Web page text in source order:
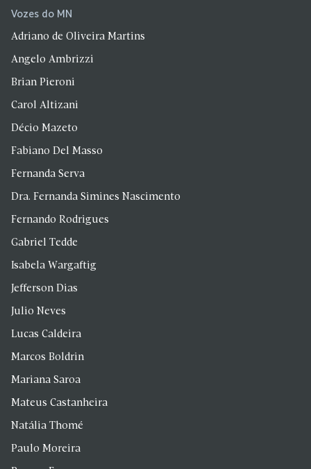
Vozes do MN
Adriano de Oliveira Martins
Angelo Ambrizzi
Brian Pieroni
Carol Altizani
Décio Mazeto
Fabiano Del Masso
Fernanda Serva
Dra. Fernanda Simines Nascimento
Fernando Rodrigues
Gabriel Tedde
Isabela Wargaftig
Jefferson Dias
Julio Neves
Lucas Caldeira
Marcos Boldrin
Mariana Saroa
Mateus Castanheira
Natália Thomé
Paulo Moreira